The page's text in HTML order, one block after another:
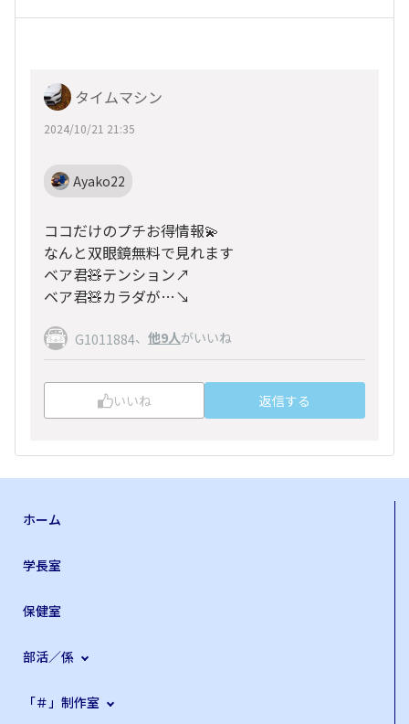
タイムマシン
2024/10/21 21:35
Ayako22
ココだけのプチお得情報💫
なんと双眼鏡無料で見れます
ベア君🧸テンション↗
ベア君🧸カラダが…↘
G1011884、 他9人がいいね
いいね 返信する
ホーム
学長室
保健室
部活／係
「＃」制作室